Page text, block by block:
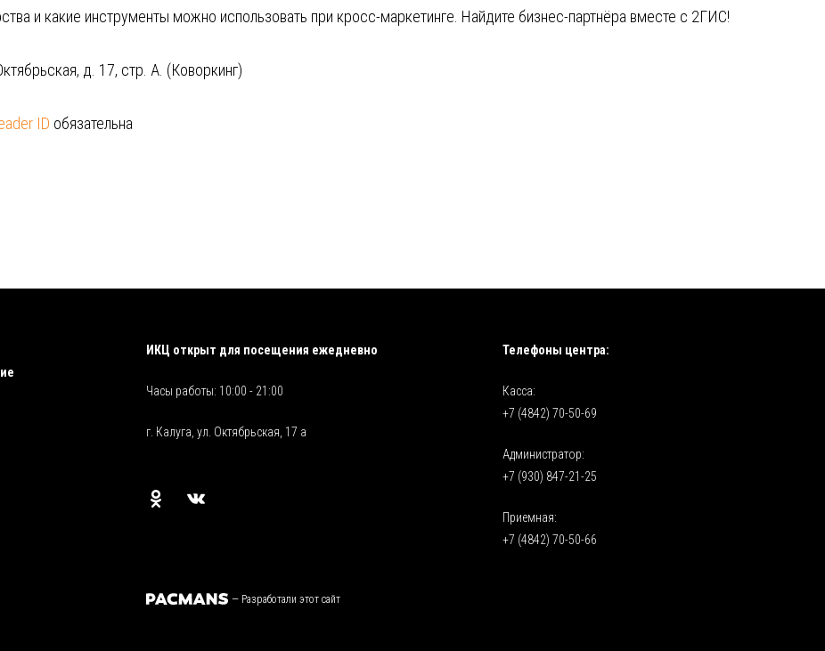
и какие инструменты можно использовать при кросс-маркетинге. Найдите бизнес-партнёра вместе с 2ГИС!
д. 17, стр. А. (Коворкинг)
ID обязательна
ИКЦ открыт для посещения ежедневно
Часы работы: 10:00 - 21:00
г. Калуга, ул. Октябрьская, 17 а
Телефоны центра:
Касса:
+7 (4842) 70-50-69
Администратор:
+7 (930) 847-21-25
Приемная:
+7 (4842) 70-50-66
— Разработали этот сайт